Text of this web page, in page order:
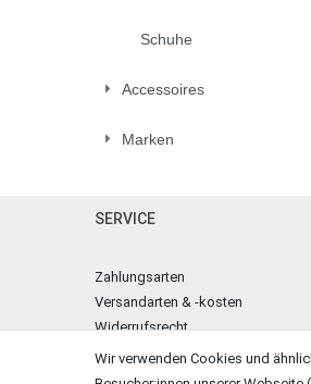
Schuhe
Accessoires
Marken
SERVICE
Zahlungsarten
Versandarten & -kosten
Widerrufsrecht
Warenkorb
Zur Kasse
Wir verwenden Cookies und